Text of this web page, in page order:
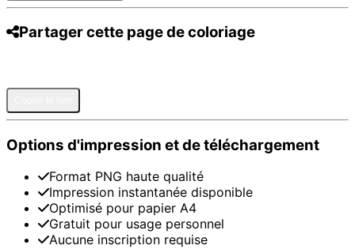
Partager cette page de coloriage
Options d'impression et de téléchargement
Format PNG haute qualité
Impression instantanée disponible
Optimisé pour papier A4
Gratuit pour usage personnel
Aucune inscription requise